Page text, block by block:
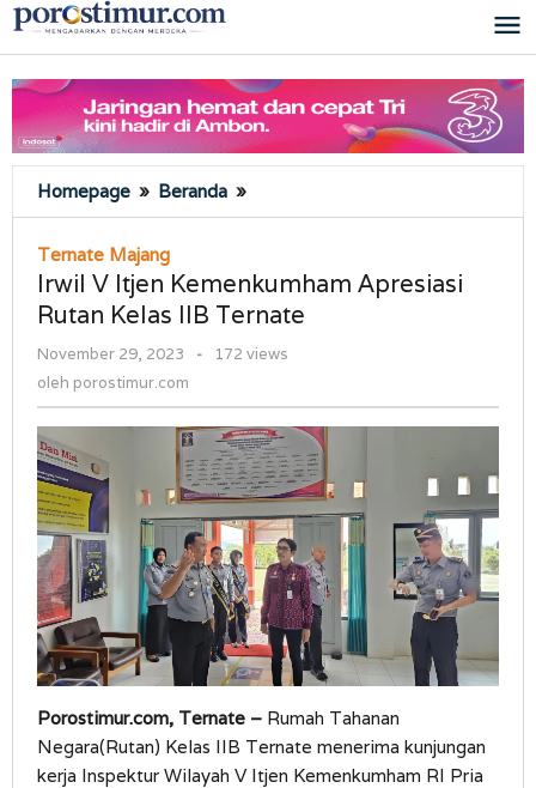
Lewati
ke
Homepage » Beranda »
V
Kemenkumham
Apresiasi
Rutan
Kelas
Ternate
Ternate Majang
Irwil V Itjen Kemenkumham Apresiasi
Rutan Kelas IIB Ternate
November 29, 2023
oleh
-
172 views
oleh porostimur.com
Porostimur.com, Ternate – Rumah Tahanan
Negara(Rutan) Kelas IIB Ternate menerima kunjungan
kerja Inspektur Wilayah V Itjen Kemenkumham RI Pria